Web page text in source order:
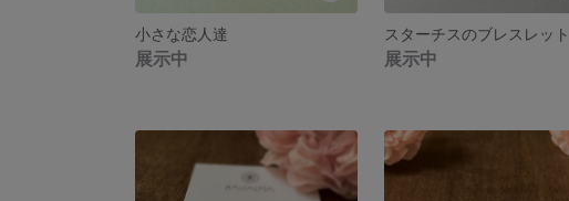
小さな恋人達
展示中
スターチスのブレスレット
展示中